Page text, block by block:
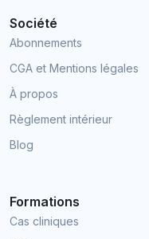
Société
Abonnements
CGA et Mentions légales
À propos
Règlement intérieur
Blog
Formations
Cas cliniques